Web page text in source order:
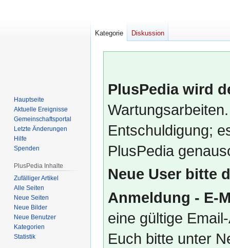
PlusPedia wird
Entschuldigung;
PlusPedia
Neue User bitte
Anmeldung - E-
eine gültige
Euch bitte unter
Kategorie Diskussion
Hauptseite
Aktuelle Ereignisse
Gemeinschafts­portal
Letzte Änderungen
Hilfe
Spenden
PlusPedia Inhalte
Zufälliger Artikel
Alle Seiten
Neue Seiten
Neue Bilder
Neue Benutzer
Kategorien
Statistik